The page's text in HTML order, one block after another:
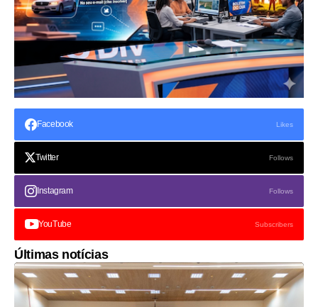
Facebook Likes
Twitter Follows
Instagram Follows
YouTube Subscribers
Últimas notícias